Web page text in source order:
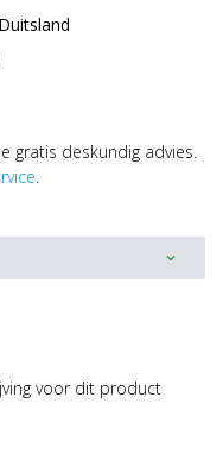
Duitsland
gratis deskundig advies.
.
expand_more
voor dit product